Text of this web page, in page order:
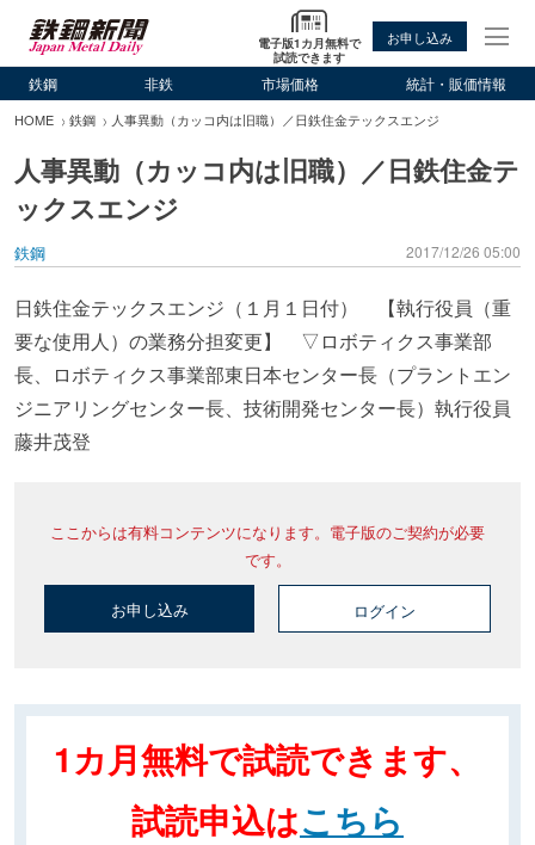
電子版1カ月無料で
試読できます
お申し込み
鉄鋼 非鉄 市場価格 統計・販価情報
HOME 鉄鋼 人事異動（カッコ内は旧職）／日鉄住金テックスエンジ
人事異動（カッコ内は旧職）／日鉄住金テ
ックスエンジ
鉄鋼 2017/12/26 05:00
日鉄住金テックスエンジ（１月１日付） 【執行役員（重
要な使用人）の業務分担変更】 ▽ロボティクス事業部
長、ロボティクス事業部東日本センター長（プラントエン
ジニアリングセンター長、技術開発センター長）執行役員
藤井茂登
ここからは有料コンテンツになります。電子版のご契約が必要
です。
お申し込み ログイン
1カ月無料で試読できます、
試読申込はこちら